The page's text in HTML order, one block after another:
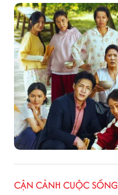
CẬN CẢNH CUỘC SỐNG